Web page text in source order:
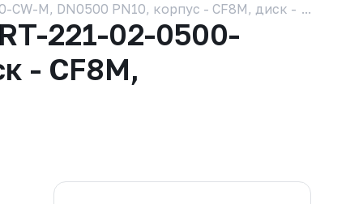
M, DN0500 PN10, корпус - CF8M, диск - CF8M,
221-02-0500-
- CF8M,